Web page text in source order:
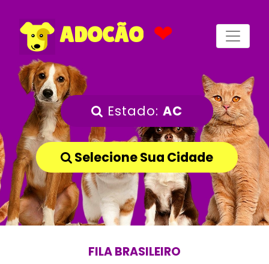
ADOCÃO ❤
Estado: AC
Selecione Sua Cidade
FILA BRASILEIRO